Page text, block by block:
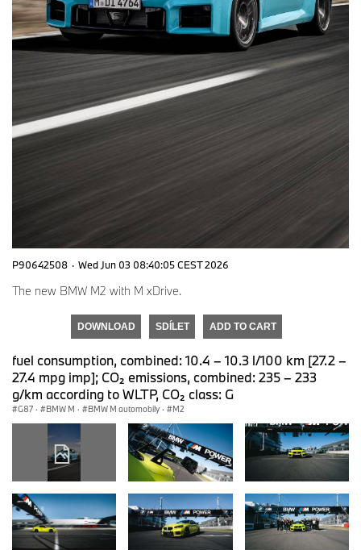
P90642508 · Wed Jun 03 08:40:05 CEST 2026
The new BMW M2 with M xDrive.
DOWNLOAD SDÍLET ADD TO CART
fuel consumption, combined: 10.4 – 10.3 l/100 km [27.2 –
27.4 mpg imp]; CO₂ emissions, combined: 235 – 233
g/km according to WLTP, CO₂ class: G
G87 · BMW M · BMW M automobily · M2